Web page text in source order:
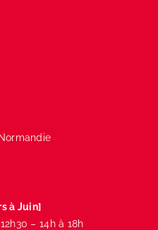
à Juin]
– 14h à 18h